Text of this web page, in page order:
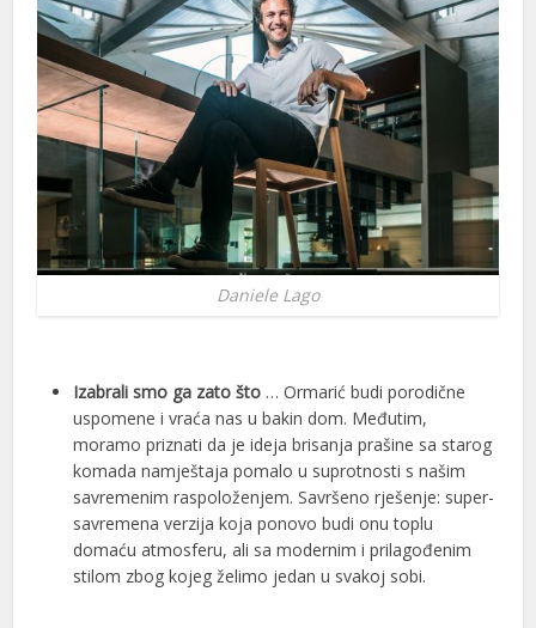
Daniele Lago
Izabrali smo ga zato što … Ormarić budi porodične
uspomene i vraća nas u bakin dom. Međutim,
moramo priznati da je ideja brisanja prašine sa starog
komada namještaja pomalo u suprotnosti s našim
savremenim raspoloženjem. Savršeno rješenje: super-
savremena verzija koja ponovo budi onu toplu
domaću atmosferu, ali sa modernim i prilagođenim
stilom zbog kojeg želimo jedan u svakoj sobi.